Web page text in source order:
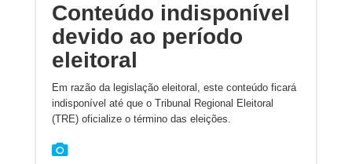
Conteúdo indisponível
devido ao período
eleitoral
Em razão da legislação eleitoral, este conteúdo ficará
indisponível até que o Tribunal Regional Eleitoral
(TRE) oficialize o término das eleições.